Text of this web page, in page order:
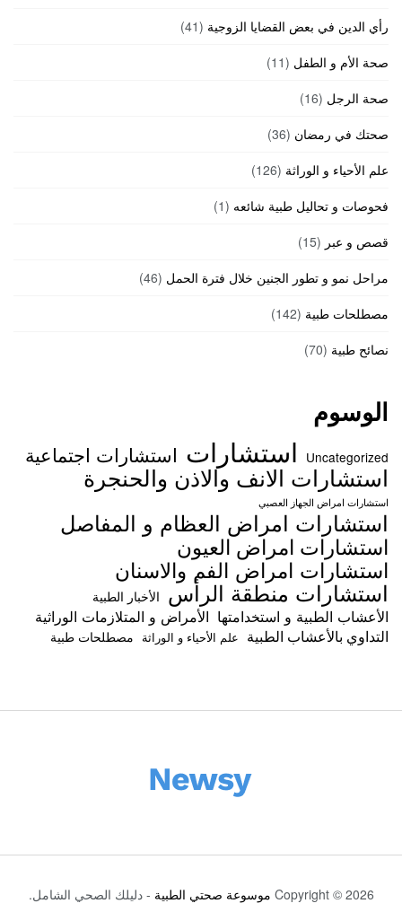
رأي الدين في بعض القضايا الزوجية (41)
صحة الأم و الطفل (11)
صحة الرجل (16)
صحتك في رمضان (36)
علم الأحياء و الوراثة (126)
فحوصات و تحاليل طبية شائعه (1)
قصص و عبر (15)
مراحل نمو و تطور الجنين خلال فترة الحمل (46)
مصطلحات طبية (142)
نصائح طبية (70)
الوسوم
Uncategorized استشارات استشارات اجتماعية
استشارات الانف والاذن والحنجرة
استشارات امراض الجهاز العصبي
استشارات امراض العظام و المفاصل
استشارات امراض العيون
استشارات امراض الفم والاسنان
استشارات منطقة الرأس الأخبار الطبية
الأعشاب الطبية و استخدامتها الأمراض و المتلازمات الوراثية
التداوي بالأعشاب الطبية علم الأحياء و الوراثة مصطلحات طبية
Copyright © 2026 موسوعة صحتي الطبية - دليلك الصحي الشامل.